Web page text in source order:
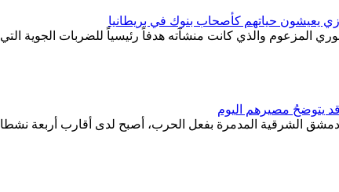
يعيشون حياتهم كأصحاب بنوك في بريطانيا
المزعوم والذي كانت منشآته هدفاً رئيسياً للضربات الجوية
يتوضحُ مصيرهم اليوم